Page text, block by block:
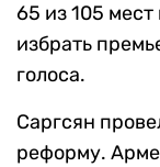
65 из 105
избрать
голоса.
Саргсян
реформу.